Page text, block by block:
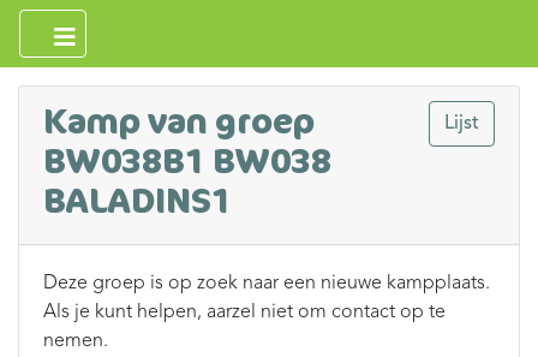
Lijst
Kamp van groep
BW038B1 BW038
BALADINS1
Deze groep is op zoek naar een nieuwe kampplaats.
Als je kunt helpen, aarzel niet om contact op te
nemen.